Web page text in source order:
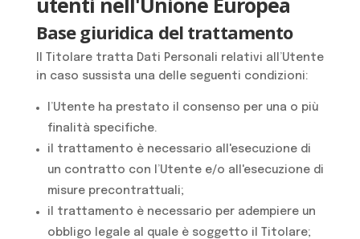
Base giuridica del trattamento
Il Titolare tratta Dati Personali relativi all’Utente
in caso sussista una delle seguenti condizioni:
l’Utente ha prestato il consenso per una o più
finalità specifiche.
il trattamento è necessario all'esecuzione di
un contratto con l’Utente e/o all'esecuzione di
misure precontrattuali;
il trattamento è necessario per adempiere un
obbligo legale al quale è soggetto il Titolare;